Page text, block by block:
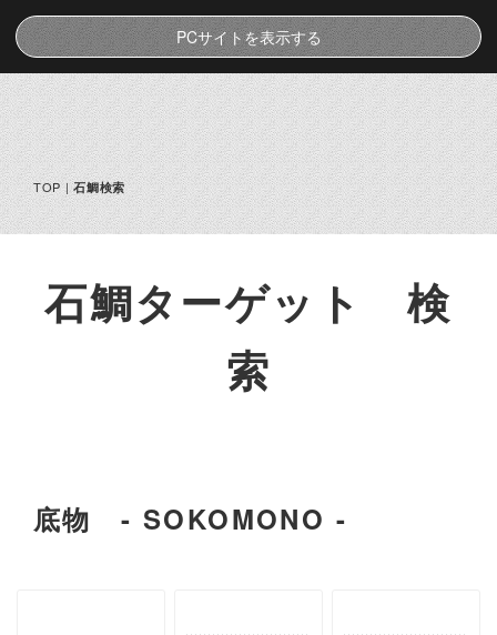
PCサイトを表示する
TOP|石鯛検索
石鯛ターゲット 検
索
底物 - SOKOMONO -